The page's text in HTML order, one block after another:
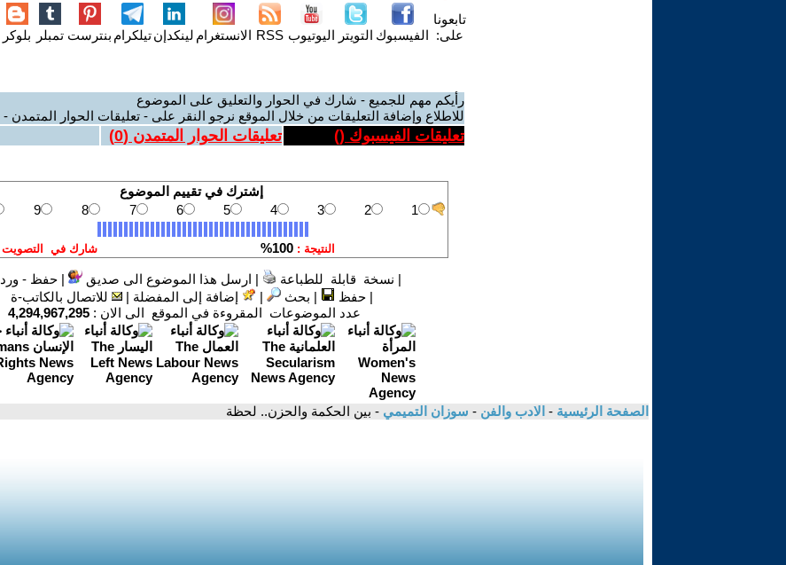
تابعونا
على: الفيسبوك التويتر اليوتيوب RSS الانستغرام لينكدإنتيلكرام بنترست تمبلر بلوكر
رأيكم مهم للجميع - شارك في الحوار والتعليق على الموضوع
للاطلاع وإضافة التعليقات من خلال الموقع نرجو النقر على - تعليقات الحوار المتمدن -
تعليقات الفيسبوك () تعليقات الحوار المتمدن (0
)
| نسخة قابلة للطباعة | ارسل هذا الموضوع الى صديق |حفظ - ورد
|حفظ | بحث | إضافة إلى المفضلة |
للاتصال بالكاتب-ة
عدد الموضوعات المقروءة في الموقع الى الان : 4,294,967,295
الصفحة الرئيسية - الادب والفن - سوزان التميمي - بين الحكمة والحزن.. لحظة